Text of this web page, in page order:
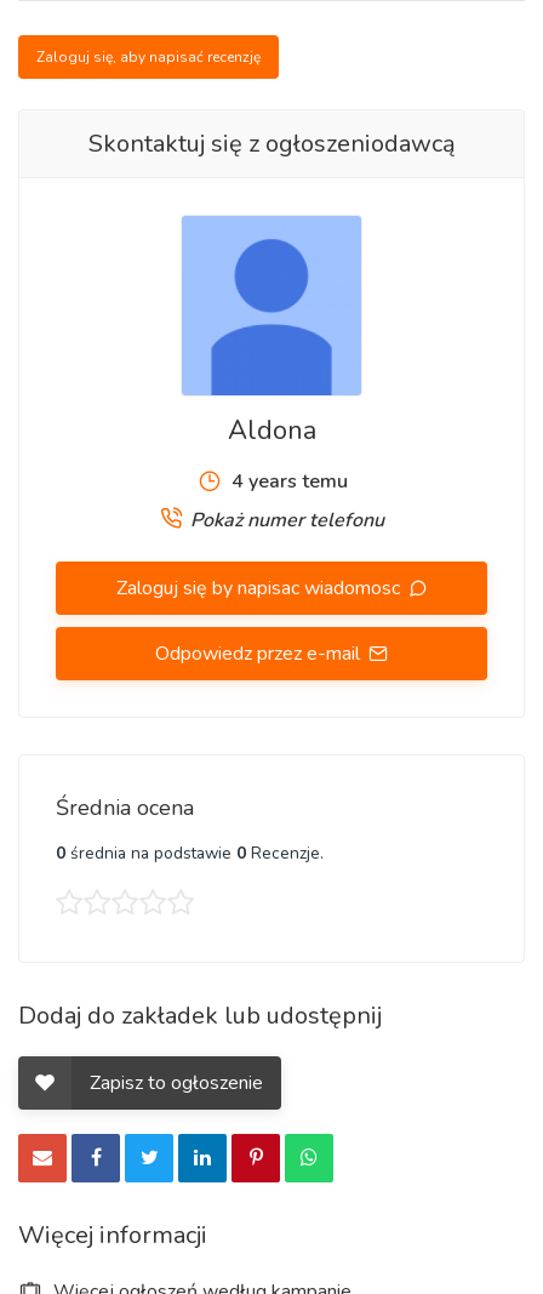
-od 12,5 euro netto/h i do negocjacji.
- samodzielność, doświadczenie i odpowiedzialność,
- NIE wymagamy czytania planów.
- raz w miesiącu na konto walutowe,
- pierwszy tydzień są zaliczki.
Mieszkanie:
- firma gwarantuje transportdo Francji na rozpoczęcie i
zakończenie kontraktu. Zabezpiecza również
lokalny
- z miejsca zakwaterowania na budowę i z
Zaloguj się, aby napisać recenzję
Skontaktuj się z ogłoszeniodawcą
Aldona
4 years temu
Pokaż numer telefonu
Zaloguj się by napisac wiadomosc
Odpowiedz przez e-mail
Średnia ocena
0 średnia na podstawie 0 Recenzje.
Dodaj do zakładek lub udostępnij
Zapisz to ogłoszenie
Więcej informacji